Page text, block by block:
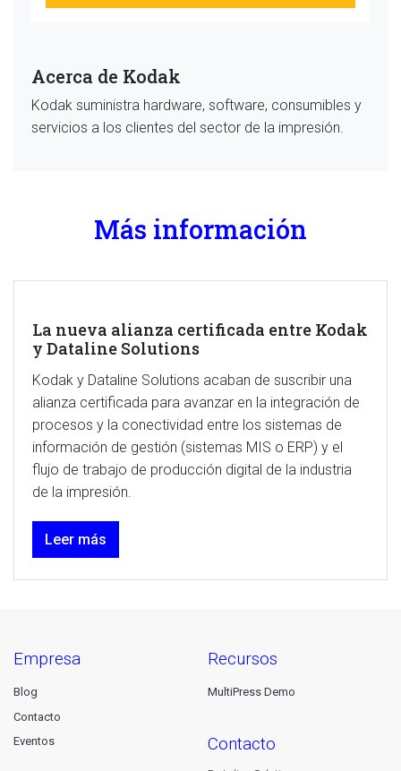
Acerca de Kodak
Kodak suministra hardware, software, consumibles y
servicios a los clientes del sector de la impresión.
Más información
La nueva alianza certificada entre Kodak
y Dataline Solutions
Kodak y Dataline Solutions acaban de suscribir una
alianza certificada para avanzar en la integración de
procesos y la conectividad entre los sistemas de
información de gestión (sistemas MIS o ERP) y el
flujo de trabajo de producción digital de la industria
de la impresión.
Leer más
empresa
Blog
Contacto
Eventos
recursos
MultiPress Demo
contacto